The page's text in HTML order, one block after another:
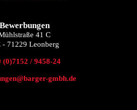
Bewerbungen
41 C
- 71229 Leonberg
(0)7152 / 9458-24
gmbh.de